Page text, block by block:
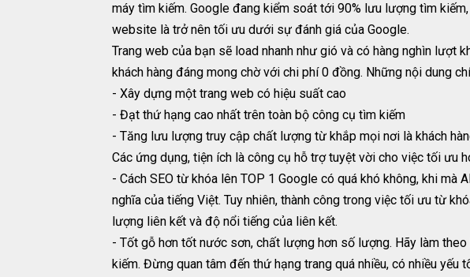
máy tìm kiếm. Google đang kiểm soát tới 90% lưu lượng tìm
website là trở nên tối ưu dưới sự đánh giá của Google.
Trang web của bạn sẽ load nhanh như gió và có hàng nghìn lượt
khách hàng đáng mong chờ với chi phí 0 đồng. Những nội dung
- Xây dựng một trang web có hiệu suất cao
- Đạt thứ hạng cao nhất trên toàn bộ công cụ tìm kiếm
- Tăng lưu lượng truy cập chất lượng từ khắp mọi nơi là khách
Các ứng dụng, tiện ích là công cụ hỗ trợ tuyệt vời cho việc tối ưu
- Cách SEO từ khóa lên TOP 1 Google có quá khó không, khi
nghĩa của tiếng Việt. Tuy nhiên, thành công trong việc tối ưu từ
lượng liên kết và độ nổi tiếng của liên kết.
- Tốt gỗ hơn tốt nước sơn, chất lượng hơn số lượng. Hãy làm
kiếm. Đừng quan tâm đến thứ hạng trang quá nhiều, có nhiều